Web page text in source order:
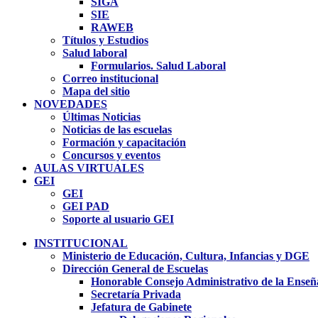
SIE
RAWEB
Títulos y Estudios
Salud laboral
Formularios. Salud Laboral
Correo institucional
Mapa del sitio
NOVEDADES
Últimas Noticias
Noticias de las escuelas
Formación y capacitación
Concursos y eventos
AULAS VIRTUALES
GEI
GEI
GEI PAD
Soporte al usuario GEI
INSTITUCIONAL
Ministerio de Educación, Cultura, Infancias y DGE
Dirección General de Escuelas
Honorable Consejo Administrativo de la
Secretaría Privada
Jefatura de Gabinete